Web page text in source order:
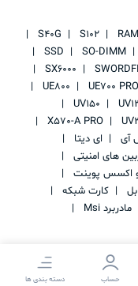
RAM
S102
S40G
SO-DIMM
SSD
SX6000
UE700 PRO
UE800
UV150
X570-A PRO
آی
ای دیتا
های امنیتی
و اکسس پوینت
کارت شبکه
مادربرد Msi
حساب دسته بندی ها